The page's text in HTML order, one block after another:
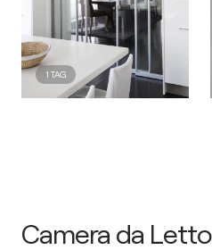
1 TAG
Camera da Letto